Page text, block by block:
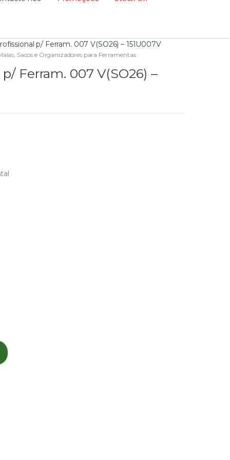
p/ Ferram. 007 V(SO26) – 151U007V
Sacos e Organizadores para Ferramentas
Ferram. 007 V(SO26) –